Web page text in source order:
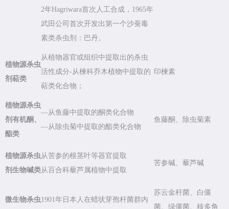
2年Hagriwara首次人工合成，1965年
武田公司首次开发出第一个沙蚕毒
素类杀虫剂：巴丹。
植物源杀虫
剂萜类
从植物器官或组织中提取出的杀虫
活性成分-从楝科乔木植物中提取的
萜类化合物；
印楝素
植物源杀虫
剂有机酮、
酯类
—从鱼藤中提取的酮类化合物
—从除虫菊中提取的酯类化合物
鱼藤酮、除虫菊素
植物源杀虫
剂生物碱类
从苦参的根茎叶等器官提取
从百合科藜芦属植物中提取
苦参碱、藜芦碱
微生物杀虫1901年日本人在蜡状芽孢杆菌群内
苏云金杆菌、白僵
菌、绿僵菌、核多角